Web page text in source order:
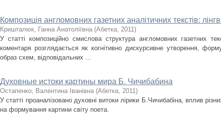
Композиція англомовних газетних аналітичних текстів:
Кришталюк, Ганнa Анатоліївнa (Абетка, 2011)
У статті композиційно смислова структура англомовних газетних
коментаря розглядається як когнітивно дискурсивне утворення,
образ схем, відповідальних ...
Духовные истоки картины мира Б. Чичибабина
Остaпенко, Вaлентина Іванівна (Абетка, 2011)
У статті проаналізовано духовні витоки лірики Б.Чичибабіна, вплив
на формування картини світу поета.